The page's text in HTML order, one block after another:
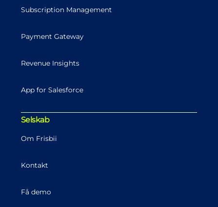
Subscription Management
Payment Gateway
Revenue Insights
App for Salesforce
Selskab
Om Frisbii
Kontakt
Få demo